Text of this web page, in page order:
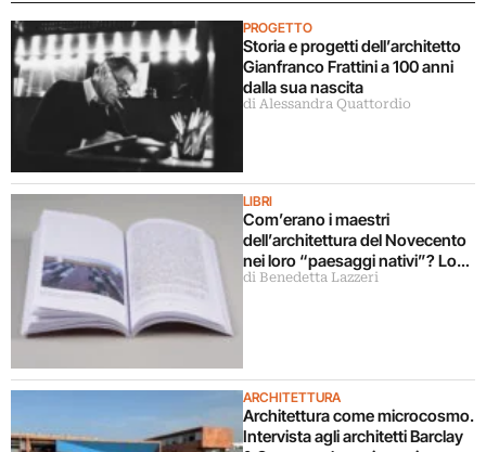
PROGETTO
Storia e progetti dell’architetto
Gianfranco Frattini a 100 anni
dalla sua nascita
di Alessandra Quattordio
LIBRI
Com’erano i maestri
dell’architettura del Novecento
nei loro “paesaggi nativi”? Lo
svela un libro
di Benedetta Lazzeri
ARCHITETTURA
Architettura come microcosmo.
Intervista agli architetti Barclay